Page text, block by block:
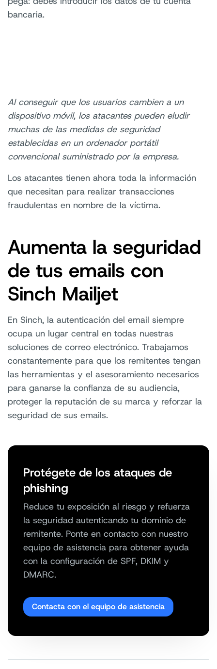
bancaria.
Al conseguir que los usuarios cambien a un
dispositivo móvil, los atacantes pueden eludir
muchas de las medidas de seguridad
establecidas en un ordenador portátil
convencional suministrado por la empresa.
Los atacantes tienen ahora toda la información
que necesitan para realizar transacciones
fraudulentas en nombre de la víctima.
Aumenta la seguridad
de tus emails con
Sinch Mailjet
En Sinch, la autenticación del email siempre
ocupa un lugar central en todas nuestras
soluciones de correo electrónico. Trabajamos
constantemente para que los remitentes tengan
las herramientas y el asesoramiento necesarios
para ganarse la confianza de su audiencia,
proteger la reputación de su marca y reforzar la
seguridad de sus emails.
Protégete de los ataques de
phishing
Reduce tu exposición al riesgo y refuerza
la seguridad autenticando tu dominio de
remitente. Ponte en contacto con nuestro
equipo de asistencia para obtener ayuda
con la configuración de SPF, DKIM y
DMARC.
Contacta con el equipo de asistencia